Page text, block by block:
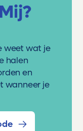
weet wat je
halen
en
wanneer je